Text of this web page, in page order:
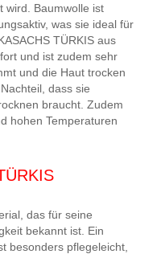
wird. Baumwolle ist
was sie ideal für
TÜRKIS aus
und ist zudem sehr
und die Haut trocken
dass sie
braucht. Zudem
hohen Temperaturen
das für seine
bekannt ist. Ein
besonders pflegeleicht,